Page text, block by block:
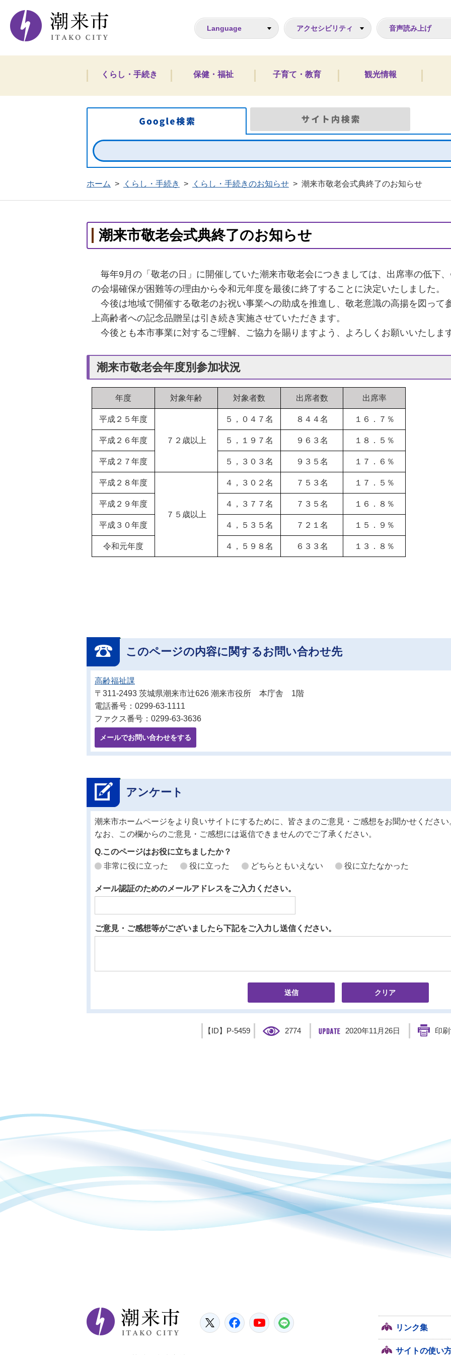
潮来市ホームページ
Language アクセシビリティ 音声読み上げ
くらし・手続き 保健・福祉 子育て・教育 観光情報
Google検索
ホーム > くらし・手続き > くらし・手続きのお知らせ > 潮来市敬老会式典終了のお知らせ
潮来市敬老会式典終了のお知らせ
毎年9月の「敬老の日」に開催していた潮来市敬老会につきましては、出席率の低下
の会場確保が困難等の理由から令和元年度を最後に終了することに決定いたしました。
今後は地域で開催する敬老のお祝い事業への助成を推進し、敬老意識の高揚を図って
上高齢者への記念品贈呈は引き続き実施させていただきます。
今後とも本市事業に対するご理解、ご協力を賜りますよう、よろしくお願いいたしま
潮来市敬老会年度別参加状況
年度 対象年齢 対象者数 出席者数 出席率
平成２５年度
７２歳以上
５，０４７名 ８４４名 １６．７％
平成２６年度 ５，１９７名 ９６３名 １８．５％
平成２７年度 ５，３０３名 ９３５名 １７．６％
平成２８年度
７５歳以上
４，３０２名 ７５３名 １７．５％
平成２９年度 ４，３７７名 ７３５名 １６．８％
平成３０年度 ４，５３５名 ７２１名 １５．９％
令和元年度 ４，５９８名 ６３３名 １３．８％
このページの内容に関するお問い合わせ先
高齢福祉課
〒311-2493 茨城県潮来市辻626 潮来市役所 本庁舎 1階
電話番号：0299-63-1111
ファクス番号：0299-63-3636
メールでお問い合わせをする
アンケート
潮来市ホームページをより良いサイトにするために、皆さまのご意見・ご感想をお聞かせください
なお、この欄からのご意見・ご感想には返信できませんのでご了承ください。
Q.このページはお役に立ちましたか？
非常に役に立った
役に立った どちらともいえない 役に立たなかった
メール認証のためのメールアドレスをご入力ください。
ご意見・ご感想等がございましたら下記をご入力し送信ください。
【ID】 P-5459 2774 2020年11月26日 印
潮来市
Twitter FacebookYouTube
リンク集
サイトの使い